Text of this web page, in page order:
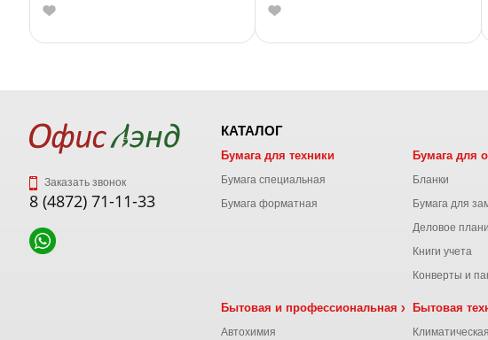
Заказать звонок
8 (4872) 71-11-33
КАТАЛОГ
Бумага для техники
Бумага специальная
Бумага форматная
Бумага для
Бланки
Бумага для
Деловое
Книги учета
Конверты и
Бытовая и профессиональная химия
Автохимия
Бытовая